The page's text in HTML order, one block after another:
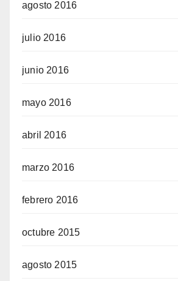
agosto 2016
julio 2016
junio 2016
mayo 2016
abril 2016
marzo 2016
febrero 2016
octubre 2015
agosto 2015